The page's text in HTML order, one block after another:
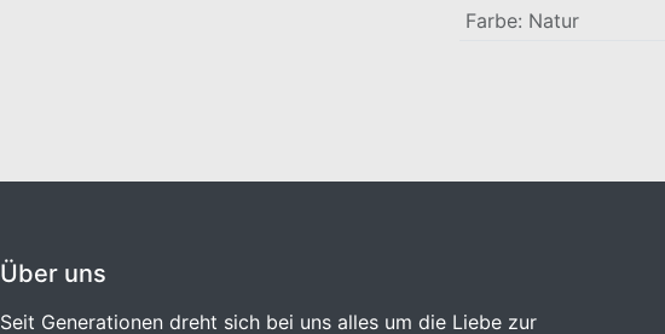
Farbe: Natur
Über uns
Seit Generationen dreht sich bei uns alles um die Liebe zur